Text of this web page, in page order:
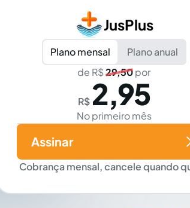
JusPlus
Plano mensal
Plano anual
de R$29,50por
R$ 2,95
No primeiro mês
Cobrança mensal, cancele quando
Assinar